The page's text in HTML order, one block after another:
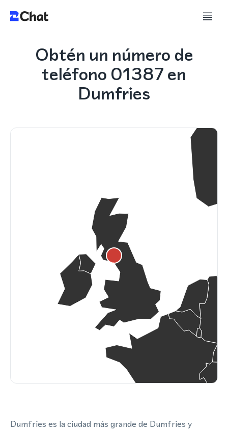
Obtén un número de
teléfono 01387 en
Dumfries
Dumfries es la ciudad más grande de Dumfries y